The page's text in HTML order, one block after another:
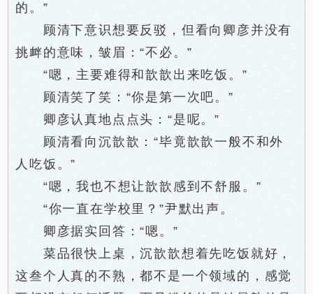
的。”
顾清下意识想要反驳，但看向卿彦并没有
挑衅的意味，皱眉：“不必。”
“嗯，主要难得和歆歆出来吃饭。”
顾清笑了笑：“你是第一次吧。”
卿彦认真地点点头：“是呢。”
顾清看向沉歆歆：“毕竟歆歆一般不和外
人吃饭。”
“嗯，我也不想让歆歆感到不舒服。”
“你一直在学校里？”尹默出声。
卿彦据实回答：“嗯。”
菜品很快上桌，沉歆歆想着先吃饭就好，
这叁个人真的不熟，都不是一个领域的，感觉